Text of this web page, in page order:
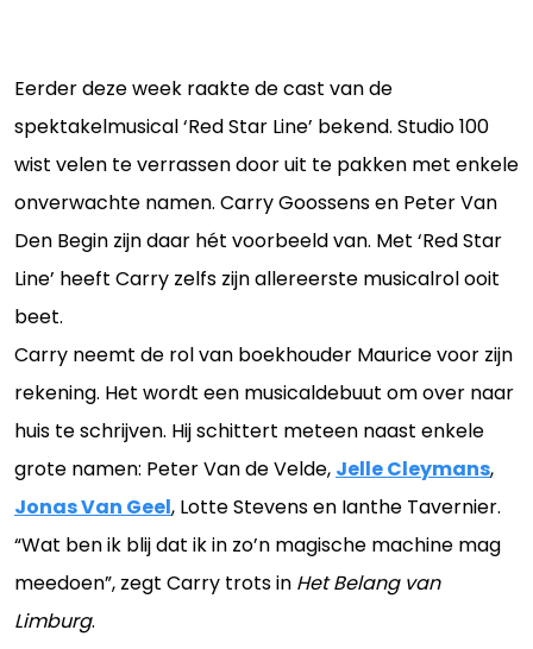
Eerder deze week raakte de cast van de
spektakelmusical ‘Red Star Line’ bekend. Studio 100
wist velen te verrassen door uit te pakken met enkele
onverwachte namen. Carry Goossens en Peter Van
Den Begin zijn daar hét voorbeeld van. Met ‘Red Star
Line’ heeft Carry zelfs zijn allereerste musicalrol ooit
beet.
Carry neemt de rol van boekhouder Maurice voor zijn
rekening. Het wordt een musicaldebuut om over naar
huis te schrijven. Hij schittert meteen naast enkele
grote namen: Peter Van de Velde, Jelle Cleymans,
Jonas Van Geel, Lotte Stevens en Ianthe Tavernier.
“Wat ben ik blij dat ik in zo’n magische machine mag
meedoen”, zegt Carry trots in Het Belang van
Limburg.